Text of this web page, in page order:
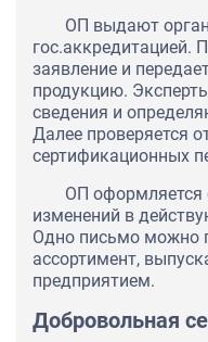
ОП выдают
гос.аккредитацией.
заявление и
продукцию.
сведения и
Далее проверяется
сертификационных
ОП оформляется
изменений в
Одно письмо можно
ассортимент,
предприятием.
Добровольная